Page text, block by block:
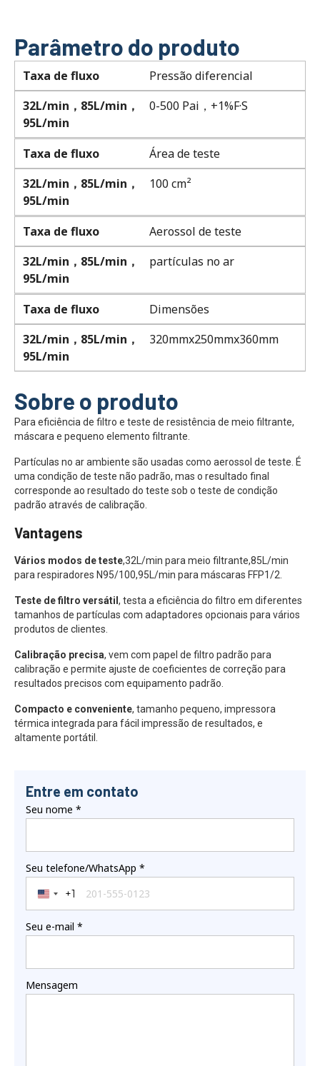
Parâmetro do produto
Taxa de fluxo
Pressão diferencial
32L/min，85L/min，
95L/min
0-500 Pai，+1%F·S
Taxa de fluxo
Área de teste
32L/min，85L/min，
95L/min
100 cm²
Taxa de fluxo
Aerossol de teste
32L/min，85L/min，
95L/min
partículas no ar
Taxa de fluxo
Dimensões
32L/min，85L/min，
95L/min
320mmx250mmx360mm
Sobre o produto
Para eficiência de filtro e teste de resistência de meio filtrante,
máscara e pequeno elemento filtrante.
Partículas no ar ambiente são usadas como aerossol de teste. É
uma condição de teste não padrão, mas o resultado final
corresponde ao resultado do teste sob o teste de condição
padrão através de calibração.
Vantagens
Vários modos de teste,32L/min para meio filtrante,85L/min
para respiradores N95/100,95L/min para máscaras FFP1/2.
Teste de filtro versátil , testa a eficiência do filtro em diferentes
tamanhos de partículas com adaptadores opcionais para vários
produtos de clientes.
Calibração precisa, vem com papel de filtro padrão para
calibração e permite ajuste de coeficientes de correção para
resultados precisos com equipamento padrão.
Compacto e conveniente, tamanho pequeno, impressora
térmica integrada para fácil impressão de resultados, e
altamente portátil.
Entre em contato
Seu nome *
Seu telefone/WhatsApp *
United States +1
+1
Seu e-mail *
Mensagem